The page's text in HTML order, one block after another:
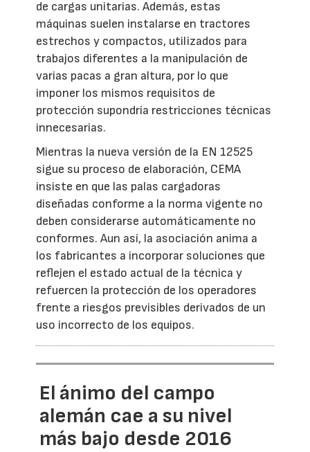
de cargas unitarias. Además, estas
máquinas suelen instalarse en tractores
estrechos y compactos, utilizados para
trabajos diferentes a la manipulación de
varias pacas a gran altura, por lo que
imponer los mismos requisitos de
protección supondría restricciones técnicas
innecesarias.
Mientras la nueva versión de la EN 12525
sigue su proceso de elaboración, CEMA
insiste en que las palas cargadoras
diseñadas conforme a la norma vigente no
deben considerarse automáticamente no
conformes. Aun así, la asociación anima a
los fabricantes a incorporar soluciones que
reflejen el estado actual de la técnica y
refuercen la protección de los operadores
frente a riesgos previsibles derivados de un
uso incorrecto de los equipos.
El ánimo del campo
alemán cae a su nivel
más bajo desde 2016